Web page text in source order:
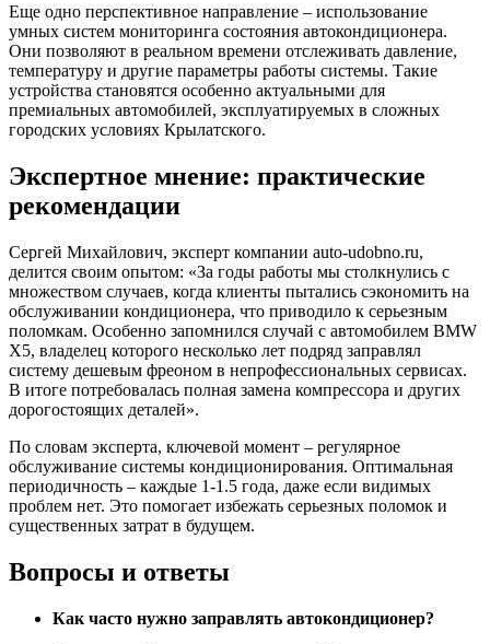
Еще одно перспективное направление – использование
умных систем мониторинга состояния автокондиционера.
Они позволяют в реальном времени отслеживать давление,
температуру и другие параметры работы системы. Такие
устройства становятся особенно актуальными для
премиальных автомобилей, эксплуатируемых в сложных
городских условиях Крылатского.
Экспертное мнение: практические
рекомендации
Сергей Михайлович, эксперт компании auto-udobno.ru,
делится своим опытом: «За годы работы мы столкнулись с
множеством случаев, когда клиенты пытались сэкономить на
обслуживании кондиционера, что приводило к серьезным
поломкам. Особенно запомнился случай с автомобилем BMW
X5, владелец которого несколько лет подряд заправлял
систему дешевым фреоном в непрофессиональных сервисах.
В итоге потребовалась полная замена компрессора и других
дорогостоящих деталей».
По словам эксперта, ключевой момент – регулярное
обслуживание системы кондиционирования. Оптимальная
периодичность – каждые 1-1.5 года, даже если видимых
проблем нет. Это помогает избежать серьезных поломок и
существенных затрат в будущем.
Вопросы и ответы
Как часто нужно заправлять автокондиционер?